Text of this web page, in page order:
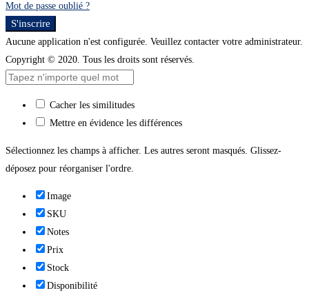
Mot de passe oublié ?
S'inscrire
Aucune application n'est configurée. Veuillez contacter votre administrateur.
Copyright © 2020. Tous les droits sont réservés.
Cacher les similitudes
Mettre en évidence les différences
Sélectionnez les champs à afficher. Les autres seront masqués. Glissez-
déposez pour réorganiser l'ordre.
Image
SKU
Notes
Prix
Stock
Disponibilité